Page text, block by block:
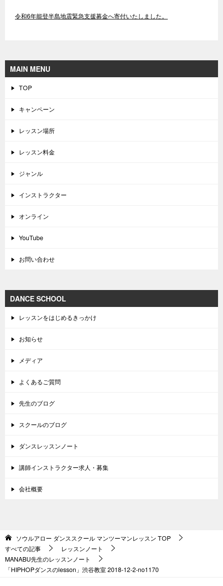
令和6年能登半島地震緊急支援募金へ寄付いたしました。
MAIN MENU
TOP
キャンペーン
レッスン場所
レッスン料金
ジャンル
インストラクター
オンライン
YouTube
お問い合わせ
DANCE SCHOOL
レッスンをはじめるきっかけ
お知らせ
メディア
よくあるご質問
先生のブログ
スクールのブログ
ダンスレッスンノート
講師インストラクター求人・募集
会社概要
ソウルアロー ダンススクール マンツーマンレッスン TOP
すべての記事
レッスンノート
MANABU先生のレッスンノート
「HIPHOPダンスのlesson」渋谷教室 2018-12-2-­no1170